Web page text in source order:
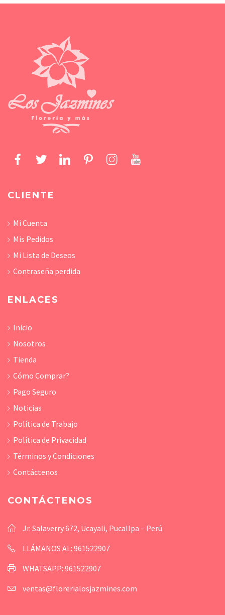
CLIENTE
Mi Cuenta
Mis Pedidos
Mi Lista de Deseos
Contraseña perdida
ENLACES
Inicio
Nosotros
Tienda
Cómo Comprar?
Pago Seguro
Noticias
Política de Trabajo
Política de Privacidad
Términos y Condiciones
Contáctenos
CONTÁCTENOS
Jr. Salaverry 672, Ucayali, Pucallpa – Perú
LLÁMANOS AL: 961522907
WHATSAPP: 961522907
ventas@florerialosjazmines.com